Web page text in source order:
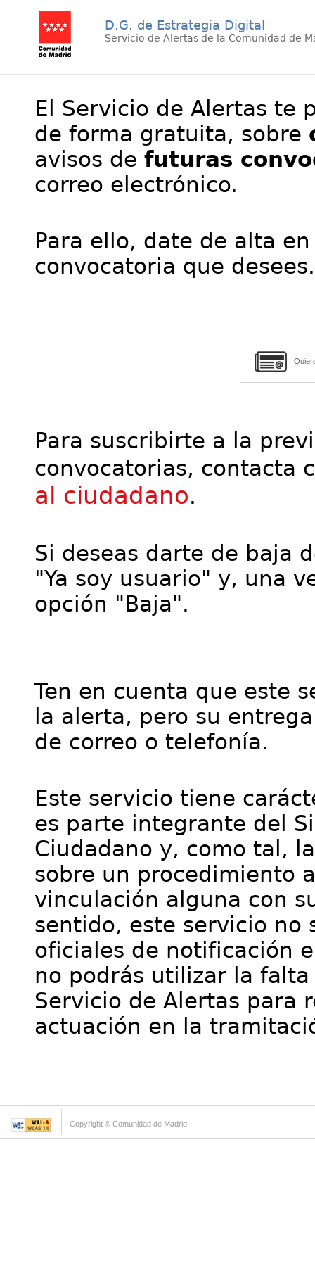
D.G. de Estrategia Digital
Servicio de Alertas de la Comunidad de
El Servicio de Alertas te
de forma gratuita, sobre
avisos de futuras
correo electrónico.
Para ello, date de alta
convocatoria que desees.
Para suscribirte a la
convocatorias, contacta
al ciudadano.
Si deseas darte de baja
"Ya soy usuario" y, una
opción "Baja".
Ten en cuenta que este
la alerta, pero su
de correo o telefonía.
Este servicio tiene
es parte integrante del
Ciudadano y, como tal,
sobre un procedimiento
vinculación alguna con
sentido, este servicio no
oficiales de notificación
no podrás utilizar la
Servicio de Alertas para
actuación en la
Copyright © Comunidad de Madrid.